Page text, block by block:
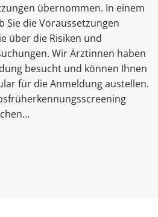
übernommen. In einem
Sie die Voraussetzungen
über die Risiken und
Wir Ärztinnen haben
besucht und können Ihnen
für die Anmeldung austellen.